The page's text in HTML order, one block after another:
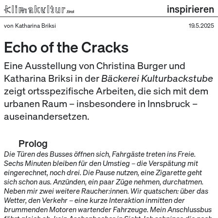
inspirieren
von Katharina Briksi 19.5.2025
Echo of the Cracks
Eine Ausstellung von Christina Burger und
Katharina Briksi in derBäckerei Kulturbackstube
zeigt ortsspezifische Arbeiten, die sich mit dem
urbanen Raum – insbesondere in Innsbruck –
auseinandersetzen.
Prolog
Die Türen des Busses öffnen sich, Fahrgäste treten ins Freie.
Sechs Minuten bleiben für den Umstieg – die Verspätung mit
eingerechnet, noch drei. Die Pause nutzen, eine Zigarette geht
sich schon aus. Anzünden, ein paar Züge nehmen, durchatmen.
Neben mir zwei weitere Raucher:innen. Wir quatschen: über das
Wetter, den Verkehr – eine kurze Interaktion inmitten der
brummenden Motoren wartender Fahrzeuge. Mein Anschlussbus